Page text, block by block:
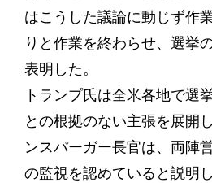
はこうした議論に動じず作
りと作業を終わらせ、選挙
表明した。
トランプ氏は全米各地で選
との根拠のない主張を展開
ンスパーガー長官は、両陣
の監視を認めていると説明し